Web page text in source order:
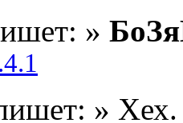
»
» Хех.